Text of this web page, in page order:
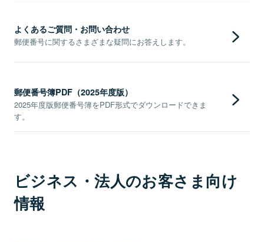
よくあるご質問・お問い合わせ
郵便番号に関するさまざまな疑問にお答えします。
郵便番号簿PDF（2025年度版）
2025年度版郵便番号簿をPDF形式でダウンロードできま
す。
ビジネス・法人のお客さま向け
情報